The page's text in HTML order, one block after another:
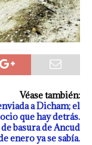
Véase también:
a Dicham; el
que hay detrás.
basura de Ancud
enero ya se sabía.